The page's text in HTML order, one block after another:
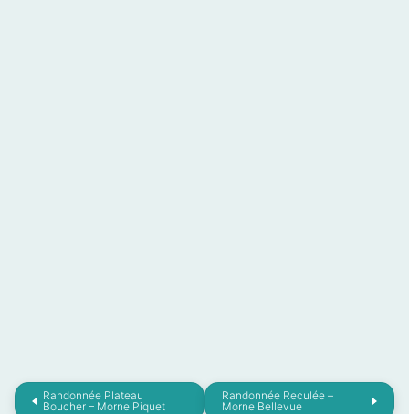
Randonnée Plateau
Boucher – Morne Piquet
Randonnée Reculée –
Morne Bellevue